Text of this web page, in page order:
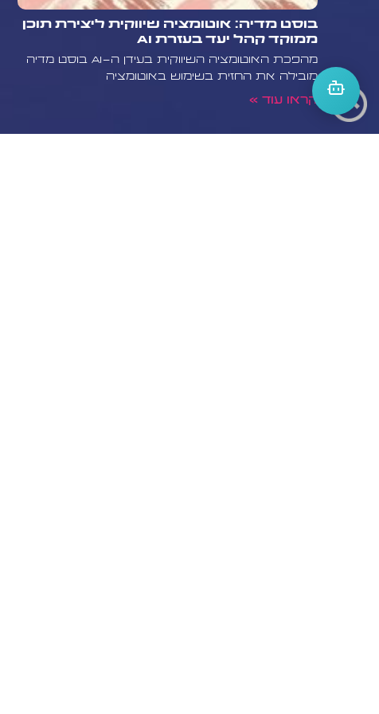
שקלו לפנות למומחים כמו בוסט מדיה,
לנצל את מלוא הפוטנציאל של כוח
אינטגרלי מאסטרטגיית השיווק הדיגיטלי
בוסט מדיה: אוטומציה שיווקית ליצירת תוכן
ממוקד קהל יעד בעזרת AI
מהפכת האוטומציה השיווקית בעידן ה-AI בוסט מדיה
מובילה את החזית בשימוש באוטומציה
קראו עוד »